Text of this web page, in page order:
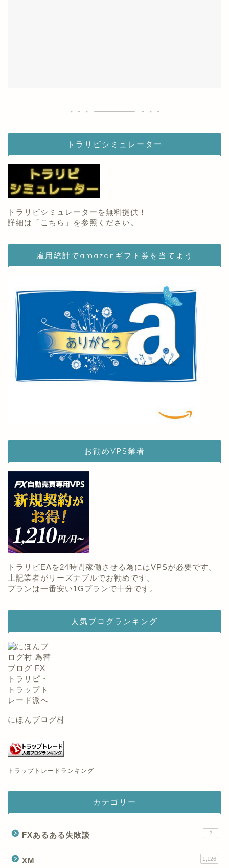
トラリピシミュレーター
トラリピシミュレーターを無料提供！
詳細は「 こちら 」を参照ください。
雇用統計でamazonギフト券を当てよう
お勧めVPS業者
トラリピEAを24時間稼働させる為にはVPSが必要です。
上記業者がリーズナブルでお勧めです。
プランは一番安い1Gプランで十分です。
人気ブログランキング
にほんブログ村
トラップトレードランキング
カテゴリー
FXあるある失敗談 2
XM 1,126